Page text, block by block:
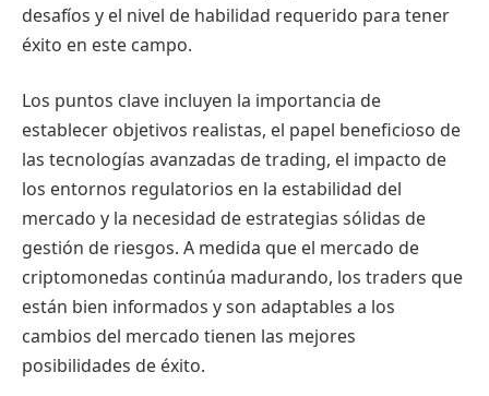
desafíos y el nivel de habilidad requerido para tener
éxito en este campo.
Los puntos clave incluyen la importancia de
establecer objetivos realistas, el papel beneficioso de
las tecnologías avanzadas de trading, el impacto de
los entornos regulatorios en la estabilidad del
mercado y la necesidad de estrategias sólidas de
gestión de riesgos. A medida que el mercado de
criptomonedas continúa madurando, los traders que
están bien informados y son adaptables a los
cambios del mercado tienen las mejores
posibilidades de éxito.